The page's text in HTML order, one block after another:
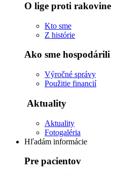
O lige proti rakovine
Kto sme
Z histórie
Ako sme hospodárili
Výročné správy
Použitie financií
Aktuality
Aktuality
Fotogaléria
Hľadám informácie
Pre pacientov